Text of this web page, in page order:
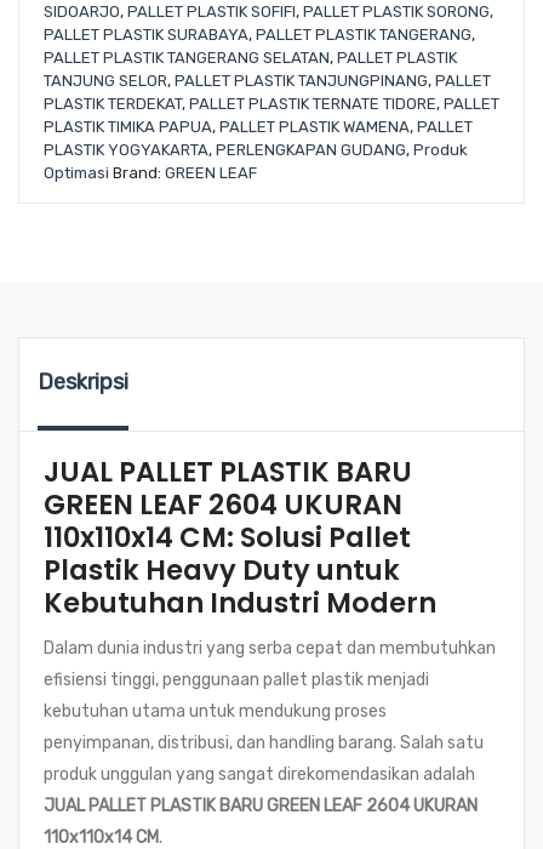
SIDOARJO, PALLET PLASTIK SOFIFI, PALLET PLASTIK SORONG,
PALLET PLASTIK SURABAYA, PALLET PLASTIK TANGERANG,
PALLET PLASTIK TANGERANG SELATAN, PALLET PLASTIK
TANJUNG SELOR, PALLET PLASTIK TANJUNGPINANG, PALLET
PLASTIK TERDEKAT, PALLET PLASTIK TERNATE TIDORE, PALLET
PLASTIK TIMIKA PAPUA, PALLET PLASTIK WAMENA, PALLET
PLASTIK YOGYAKARTA, PERLENGKAPAN GUDANG, Produk
Optimasi Brand: GREEN LEAF
Deskripsi
JUAL PALLET PLASTIK BARU
GREEN LEAF 2604 UKURAN
110x110x14 CM: Solusi Pallet
Plastik Heavy Duty untuk
Kebutuhan Industri Modern
Dalam dunia industri yang serba cepat dan membutuhkan
efisiensi tinggi, penggunaan pallet plastik menjadi
kebutuhan utama untuk mendukung proses
penyimpanan, distribusi, dan handling barang. Salah satu
produk unggulan yang sangat direkomendasikan adalah
JUAL PALLET PLASTIK BARU GREEN LEAF 2604 UKURAN
110x110x14 CM.